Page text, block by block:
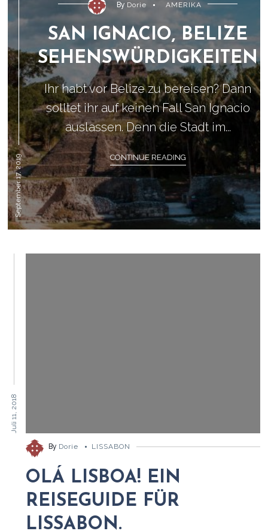
September 17, 2019
By Dorie AMERIKA
SAN IGNACIO, BELIZE
SEHENSWÜRDIGKEITEN
Ihr habt vor Belize zu bereisen? Dann
solltet ihr auf keinen Fall San Ignacio
auslassen. Denn die Stadt im...
CONTINUE READING
Juli 11, 2018
By Dorie LISSABON
OLÁ LISBOA! EIN
REISEGUIDE FÜR
LISSABON.